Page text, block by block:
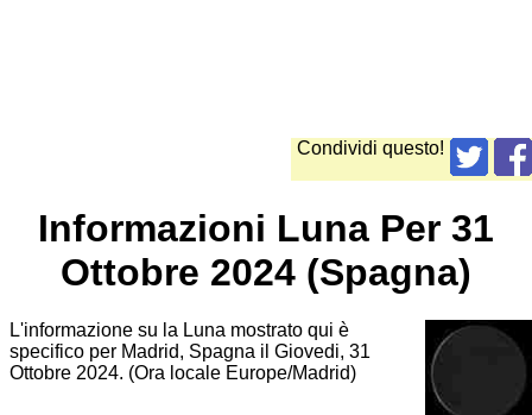
Condividi questo!
Informazioni Luna Per 31
Ottobre 2024 (Spagna)
L'informazione su la Luna mostrato qui è
specifico per Madrid, Spagna il Giovedi, 31
Ottobre 2024. (Ora locale Europe/Madrid)